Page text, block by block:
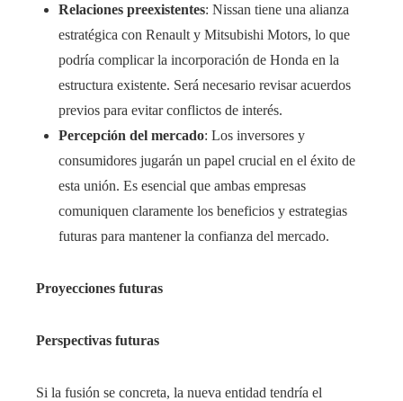
Relaciones preexistentes: Nissan tiene una alianza
estratégica con Renault y Mitsubishi Motors, lo que
podría complicar la incorporación de Honda en la
estructura existente. Será necesario revisar acuerdos
previos para evitar conflictos de interés.
Percepción del mercado: Los inversores y
consumidores jugarán un papel crucial en el éxito de
esta unión. Es esencial que ambas empresas
comuniquen claramente los beneficios y estrategias
futuras para mantener la confianza del mercado.
Proyecciones futuras
Perspectivas futuras
Si la fusión se concreta, la nueva entidad tendría el